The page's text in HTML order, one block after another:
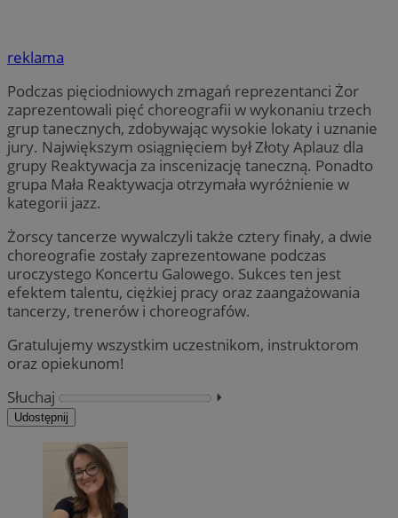
reklama
Podczas pięciodniowych zmagań reprezentanci Żor
zaprezentowali pięć choreografii w wykonaniu trzech
grup tanecznych, zdobywając wysokie lokaty i uznanie
jury. Największym osiągnięciem był Złoty Aplauz dla
grupy Reaktywacja za inscenizację taneczną. Ponadto
grupa Mała Reaktywacja otrzymała wyróżnienie w
kategorii jazz.
Żorscy tancerze wywalczyli także cztery finały, a dwie
choreografie zostały zaprezentowane podczas
uroczystego Koncertu Galowego. Sukces ten jest
efektem talentu, ciężkiej pracy oraz zaangażowania
tancerzy, trenerów i choreografów.
Gratulujemy wszystkim uczestnikom, instruktorom
oraz opiekunom!
Słuchaj
⏵︎
Udostępnij